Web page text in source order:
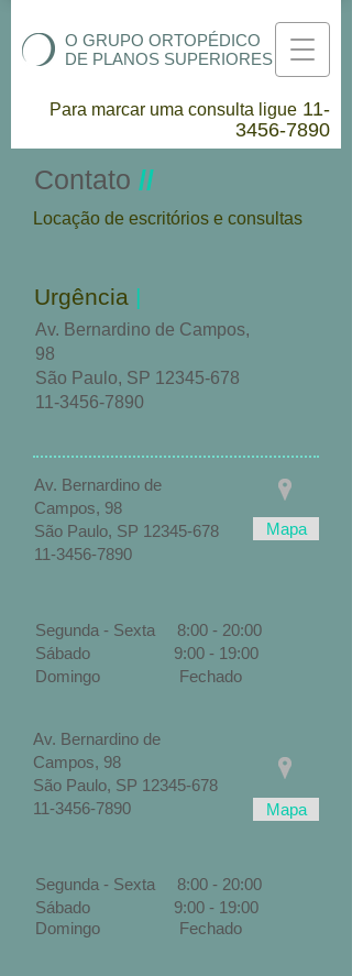
O GRUPO ORTOPÉDICO
DE PLANOS SUPERIORES
Para marcar uma consulta ligue 11-
3456-7890
Contato //
Locação de escritórios e consultas
Urgência |
Av. Bernardino de Campos,
98
São Paulo, SP 12345-678
11-3456-7890
Av. Bernardino de
Campos, 98
São Paulo, SP 12345-678
11-3456-7890
Mapa
Segunda - Sexta 8:00 - 20:00
Sábado 9:00 - 19:00
Domingo Fechado
Av. Bernardino de
Campos, 98
São Paulo, SP 12345-678
11-3456-7890
Mapa
Segunda - Sexta 8:00 - 20:00
Sábado 9:00 - 19:00
Domingo Fechado